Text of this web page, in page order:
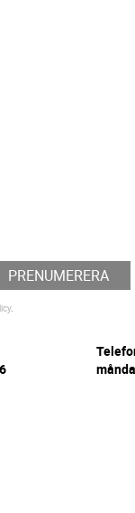
PRENUMERERA
.